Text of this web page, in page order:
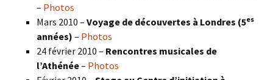
– Photos
Mars 2010 – Voyage de découvertes à Londres (5es
années) – Photos
24 février 2010 – Rencontres musicales de
l’Athénée– Photos